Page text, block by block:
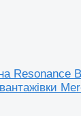
Resonance